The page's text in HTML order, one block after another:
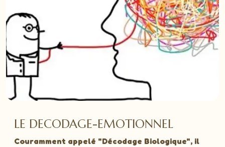
LE DECODAGE-EMOTIONNEL
Couramment appelé "Décodage Biologique", il